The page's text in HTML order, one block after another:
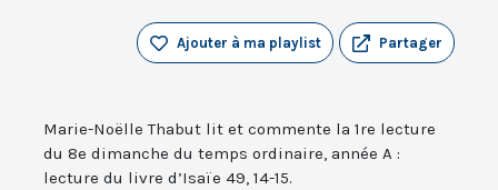
Partager
Ajouter à ma playlist
Marie-Noëlle Thabut lit et commente la 1re lecture
du 8e dimanche du temps ordinaire, année A :
lecture du livre d’Isaïe 49, 14-15.